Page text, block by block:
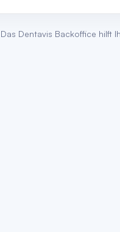
telefonisch unter 044
Dentavis Backoffice hilft